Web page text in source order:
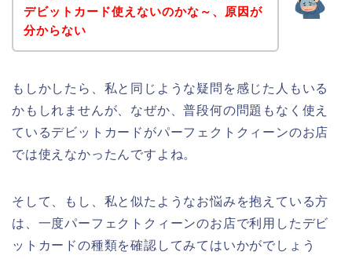
デビットカード使えないのかな～、原因が
分からない
もしかしたら、私と同じような疑問を感じた人もいる
かもしれませんが、なぜか、普段何の問題もなく使え
ているデビットカードがパーフェクトクィーンのお店
では使えなかったんですよね。
そして、もし、私と似たようなお悩みを抱えている方
は、一度パーフェクトクィーンのお店で利用したデビ
ットカードの種類を確認してみてはいかがでしょう